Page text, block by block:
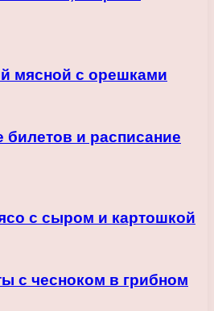
мясной с орешками
билетов и расписание
с сыром и картошкой
с чесноком в грибном